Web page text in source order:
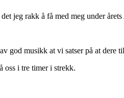
jeg rakk å få med meg under
god musikk at vi satser på at
oss i tre timer i strekk.